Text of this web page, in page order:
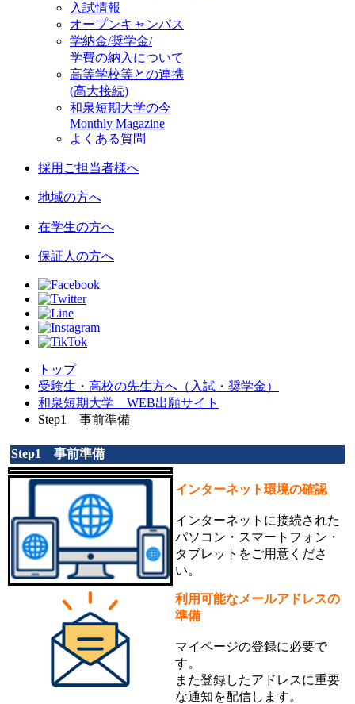
入試情報
オープンキャンパス
学納金/奨学金/
学費の納入について
高等学校等との連携
(高大接続)
和泉短期大学の今
Monthly Magazine
よくある質問
採用ご担当者様へ
地域の方へ
在学生の方へ
保証人の方へ
トップ
受験生・高校の先生方へ（入試・奨学金）
和泉短期大学 WEB出願サイト
Step1 事前準備
Step1 事前準備
インターネット環境の確認
インターネットに接続された
パソコン・スマートフォン・
タブレットをご用意くださ
い。
利用可能なメールアドレスの
準備
マイページの登録に必要で
す。
また登録したアドレスに重要
な通知を配信します。